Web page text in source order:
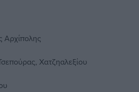
Αρχίπολης
Χατζηαλεξίου